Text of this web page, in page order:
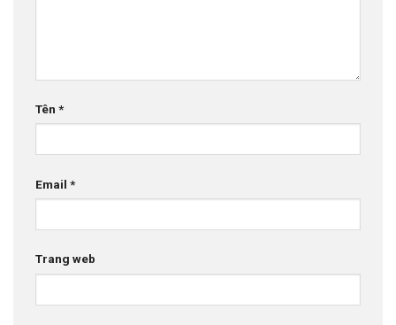
Tên *
Email *
Trang web